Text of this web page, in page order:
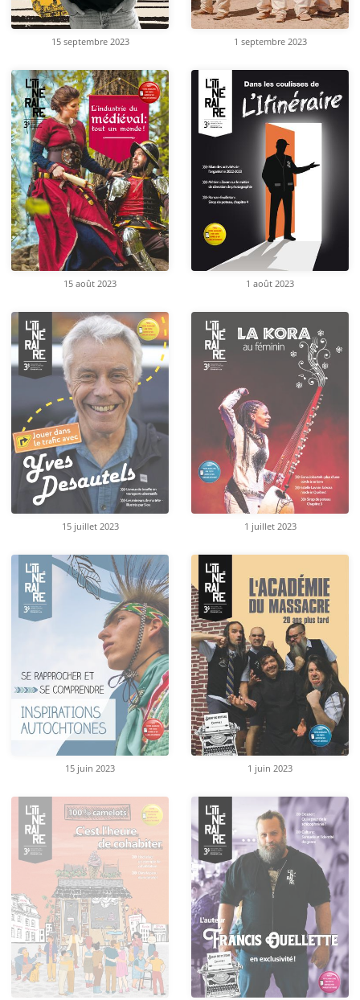
15 septembre 2023 1 septembre 2023
15 août 2023 1 août 2023
15 juillet 2023 1 juillet 2023
15 juin 2023 1 juin 2023